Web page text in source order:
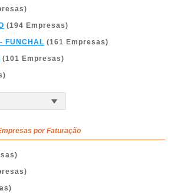
(194 Empresas)
FUNCHAL (161 Empresas)
(101 Empresas)
por Faturação